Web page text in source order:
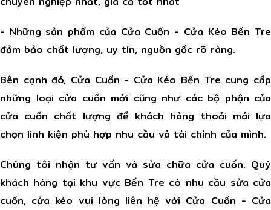
- Những sản phẩm của Cửa Cuốn - Cửa Kéo Bến Tre
đảm bảo chất lượng, uy tín, nguồn gốc rõ ràng.
Bên cạnh đó, Cửa Cuốn - Cửa Kéo Bến Tre cung cấp
những loại cửa cuốn mới cũng như các bộ phận của
cửa cuốn chất lượng để khách hàng thoải mái lựa
chọn linh kiện phù hợp nhu cầu và tài chính của mình.
Chúng tôi nhận tư vấn và sửa chữa cửa cuốn. Quý
khách hàng tại khu vực Bến Tre có nhu cầu sửa cửa
cuốn, cửa kéo vui lòng liên hệ với Cửa Cuốn - Cửa